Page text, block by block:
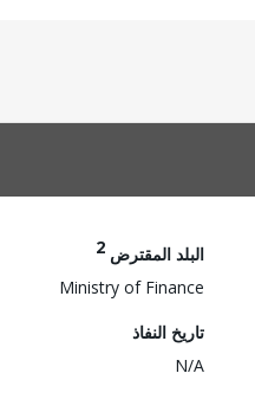
البلد المقترض 2
Ministry of Finance
تاريخ النفاذ
N/A